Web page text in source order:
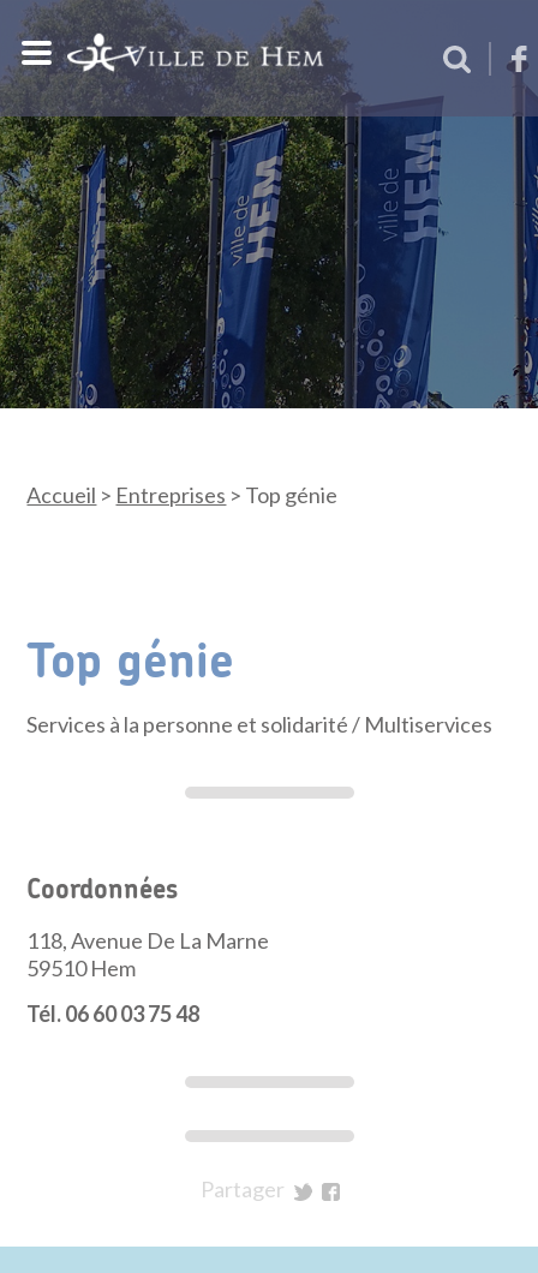
Accueil > Entreprises > Top génie
Top génie
Services à la personne et solidarité/ Multiservices
Coordonnées
118, Avenue De La Marne
59510 Hem
Tél. 06 60 03 75 48
Partager
Twitter
Facebook